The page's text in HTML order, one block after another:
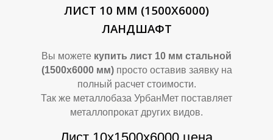
ЛИСТ 10 ММ (1500Х6000)
ЛАНДШАФТ
Вы можете купить лист 10 мм стальной
(1500х6000 мм) просто оставив заявку на
полный расчет стоимости.
Так же металлобаза УрбанМет поставляет
металлопрокат других видов.